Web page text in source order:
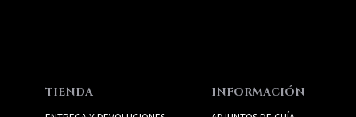
TIENDA INFORMACIÓN